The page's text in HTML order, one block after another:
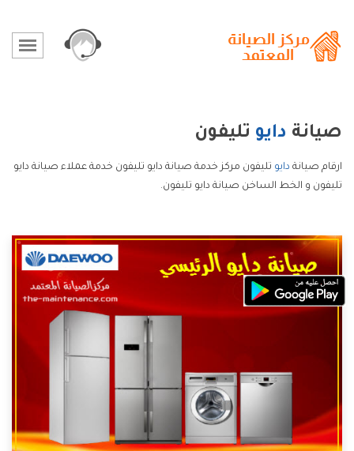
صيانة دايو تليفون
ارقام صيانة دايو تليفون مركز خدمة صيانة دايو تليفون خدمة عملاء صيانة دايو
تليفون و الخط الساخن صيانة دايو تليفون.